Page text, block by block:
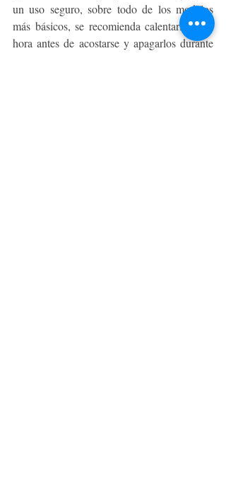
un uso seguro, sobre todo de los modelos
más básicos, se recomienda calentarlos una
hora antes de acostarse y apagarlos durante